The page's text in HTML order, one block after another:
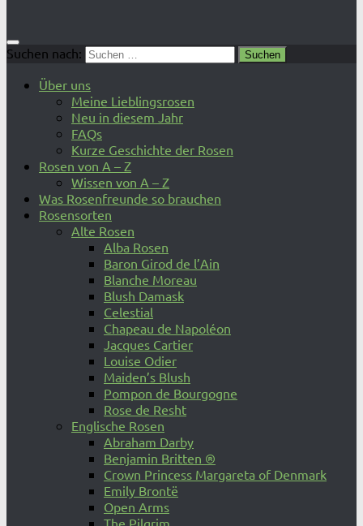
Suchen nach:
Über uns
Meine Lieblingsrosen
Neu in diesem Jahr
FAQs
Kurze Geschichte der Rosen
Rosen von A – Z
Wissen von A – Z
Was Rosenfreunde so brauchen
Rosensorten
Alte Rosen
Alba Rosen
Baron Girod de l’Ain
Blanche Moreau
Blush Damask
Celestial
Chapeau de Napoléon
Jacques Cartier
Louise Odier
Maiden’s Blush
Pompon de Bourgogne
Rose de Resht
Englische Rosen
Abraham Darby
Benjamin Britten ®
Crown Princess Margareta of Denmark
Emily Brontë
Open Arms
The Pilgrim